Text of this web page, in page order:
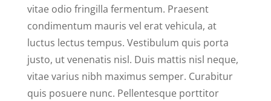
vitae odio fringilla fermentum. Praesent
condimentum mauris vel erat vehicula, at
luctus lectus tempus. Vestibulum quis porta
justo, ut venenatis nisl. Duis mattis nisl neque,
vitae varius nibh maximus semper. Curabitur
quis posuere nunc. Pellentesque porttitor